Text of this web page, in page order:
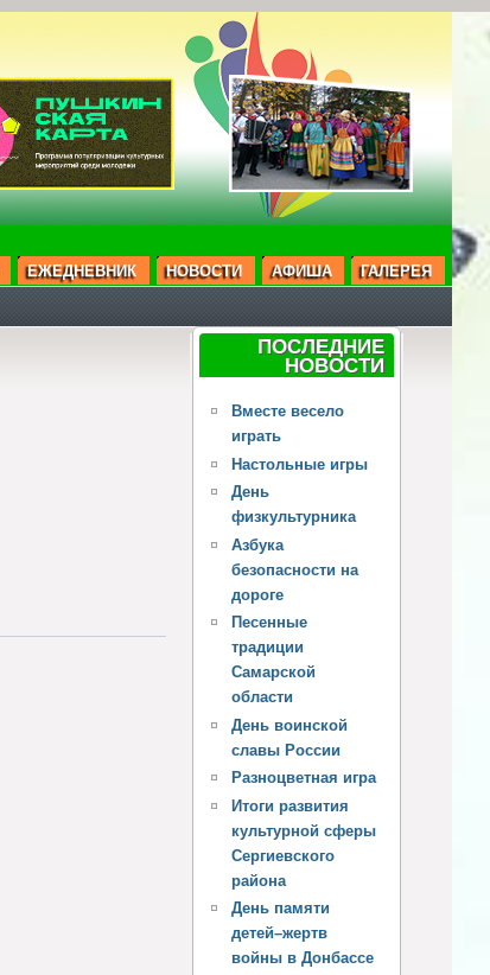
ЕЖЕДНЕВНИК НОВОСТИ АФИША ГАЛЕРЕЯ
ПОСЛЕДНИЕ
НОВОСТИ
Вместе весело
играть
Настольные игры
День
физкультурника
Азбука
безопасности на
дороге
Песенные
традиции
Самарской
области
День воинской
славы России
Разноцветная игра
Итоги развития
культурной сферы
Сергиевского
района
День памяти
детей–жертв
войны в Донбассе